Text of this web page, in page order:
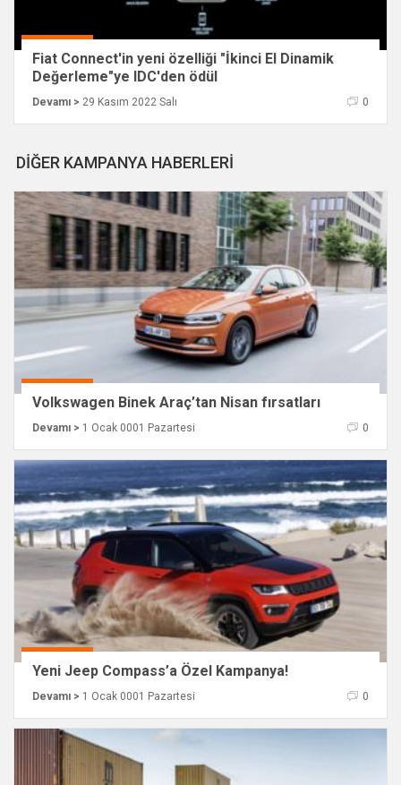
Fiat Connect'in yeni özelliği "İkinci El Dinamik
Değerleme"ye IDC'den ödül
Devamı > 29 Kasım 2022 Salı 0
DİĞER KAMPANYA HABERLERİ
Volkswagen Binek Araç’tan Nisan fırsatları
Devamı > 1 Ocak 0001 Pazartesi 0
Yeni Jeep Compass’a Özel Kampanya!
Devamı > 1 Ocak 0001 Pazartesi 0